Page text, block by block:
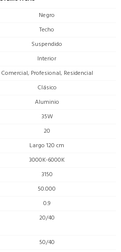
Negro
Techo
Suspendido
Interior
Comercial, Profesional, Residencial
Clásico
Aluminio
35W
20
Largo 120 cm
3000K-6000K
3150
50.000
0.9
20/40
50/40